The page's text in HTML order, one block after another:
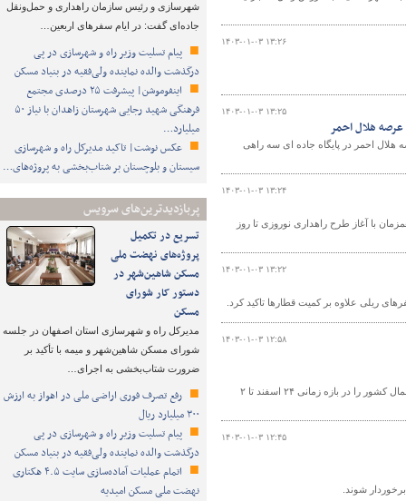
شهرسازی و رئیس سازمان راهداری و حمل‌ونقل
جاده‌ای گفت: در ایام سفرهای اربعین…
پیام تسلیت وزیر راه و شهرسازی در پی
درگذشت والده نماینده ولی‌فقیه در بنیاد مسکن
اینفوموشن| پیشرفت ۲۵ درصدی مجتمع
فرهنگی شهید رجایی شهرستان زاهدان با نیاز ۵۰
میلیارد…
عکس نوشت| تاکید مدیرکل راه و شهرسازی
سیستان و بلوچستان بر شتاب‌بخشی به پروژه‌های…
پربازدیدترین‌های سرویس
تسریع در تکمیل
پروژه‌های نهضت ملی
مسکن شاهین‌شهر در
دستور کار شورای
مسکن
مدیرکل راه و شهرسازی استان اصفهان در جلسه
شورای مسکن شاهین‌شهر و میمه با تأکید بر
ضرورت شتاب‌بخشی به اجرای…
رفع تصرف فوری اراضی ملی در اهواز به ارزش
۳۰۰ میلیارد ریال
پیام تسلیت وزیر راه و شهرسازی در پی
درگذشت والده نماینده ولی‌فقیه در بنیاد مسکن
اتمام عملیات آماده‌سازی سایت ۴.۵ هکتاری
نهضت ملی مسکن امیدیه
۱۴۰۳-۰۱-۰۳ ۱۳:۲۶
۱۴۰۳-۰۱-۰۳ ۱۳:۲۵
عرصه هلال احمر
هلال احمر در پایگاه جاده ای سه راهی
۱۴۰۳-۰۱-۰۳ ۱۳:۲۴
راهداری و حمل و نقل جاده‌ای استان البرز گفت: از روز ۲۴ اسفندماه سال ۱۴۰۲همزمان با آغاز طرح راهداری نوروزی تا روز
۱۴۰۳-۰۱-۰۳ ۱۳:۲۲
۱۴۰۳-۰۱-۰۳ ۱۲:۵۸
وزیر راه و شهرسازی تردد بیش از یک میلیون و ۴۱ هزار تردد دریایی در سواحل جنوب و شمال کشور را در بازه زمانی ۲۴ اسفند تا ۲
۱۴۰۳-۰۱-۰۳ ۱۲:۴۵
شوند.